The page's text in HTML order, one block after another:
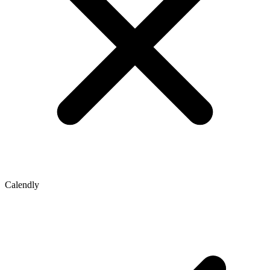
Calendly